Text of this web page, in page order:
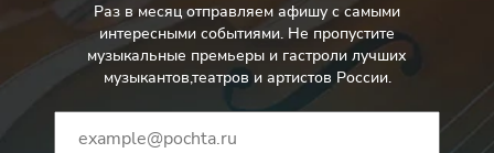
Раз в месяц отправляем афишу с самыми
интересными событиями. Не пропустите
музыкальные премьеры и гастроли лучших
музыкантов,театров и артистов России.